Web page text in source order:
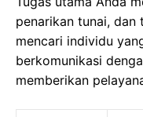
penarikan tunai, dan
mencari individu
berkomunikasi
memberikan